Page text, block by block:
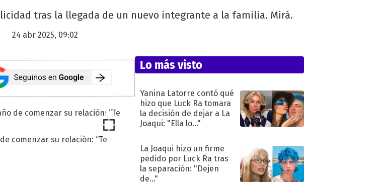
tras la llegada de un nuevo integrante a la familia. Mirá.
24 abr 2025, 09:02
comenzar su relación: “Te
Lo más visto
Yanina Latorre contó qué
hizo que Luck Ra tomara
la decisión de dejar a La
Joaqui: "Ella lo..."
La Joaqui hizo un firme
pedido por Luck Ra tras
la separación: "Dejen
de..."